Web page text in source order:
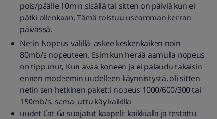
pois/päälle 10min sisällä tai sitten on päiviä kun ei
pätki ollenkaan. Tämä toistuu useamman kerran
päivässä.
Netin Nopeus välillä laskee keskenkaiken noin
80mb/s nopeuteen. Esim kun herää aamulla nopeus
on tippunut, Kun avaa koneen ja ei palaudu takaisin
ennen modeemin uudelleen käynnistystä. oli sitten
netin sen hetkinen paketti nopeus 1000/600/300 tai
150mb/s. sama juttu käy kaikilla
uudet Cat 6a suojatut kaapelit kaikkialla ja testattu